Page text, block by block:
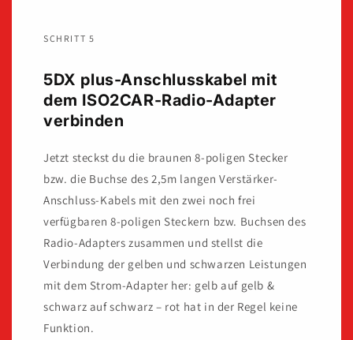
SCHRITT 5
5DX plus-Anschlusskabel mit
dem ISO2CAR-Radio-Adapter
verbinden
Jetzt steckst du die braunen 8-poligen Stecker
bzw. die Buchse des 2,5m langen Verstärker-
Anschluss-Kabels mit den zwei noch frei
verfügbaren 8-poligen Steckern bzw. Buchsen des
Radio-Adapters zusammen und stellst die
Verbindung der gelben und schwarzen Leistungen
mit dem Strom-Adapter her: gelb auf gelb &
schwarz auf schwarz – rot hat in der Regel keine
Funktion.